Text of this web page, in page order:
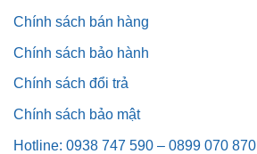
Chính sách bán hàng
Chính sách bảo hành
Chính sách đổi trả
Chính sách bảo mật
Hotline: 0938 747 590 – 0899 070 870